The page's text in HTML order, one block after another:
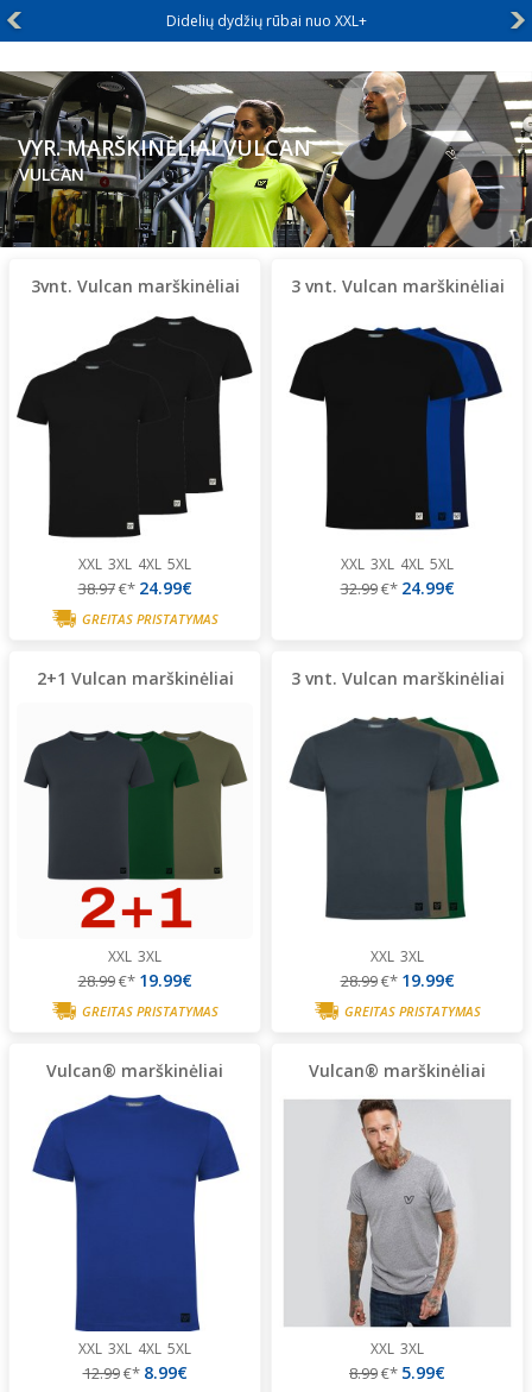
Didelių dydžių rūbai nuo XXL+
VYR. MARŠKINĖLIAI VULCAN
VULCAN %
3vnt. Vulcan marškinėliai
XXL 3XL 4XL 5XL
38.97€* 24.99€
GREITAS PRISTATYMAS
3 vnt. Vulcan marškinėliai
XXL 3XL 4XL 5XL
32.99€* 24.99€
2+1 Vulcan marškinėliai
XXL 3XL
28.99€* 19.99€
GREITAS PRISTATYMAS
3 vnt. Vulcan marškinėliai
XXL 3XL
28.99€* 19.99€
GREITAS PRISTATYMAS
Vulcan® marškinėliai
XXL 3XL 4XL 5XL
12.99€* 8.99€
Vulcan® marškinėliai
XXL 3XL
8.99€* 5.99€